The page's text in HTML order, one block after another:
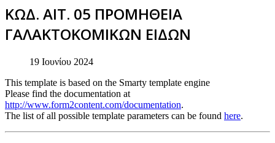
ΚΩΔ. ΑΙΤ. 05 ΠΡΟΜΗΘΕΙΑ
ΓΑΛΑΚΤΟΚΟΜΙΚΩΝ ΕΙΔΩΝ
19 Ιουνίου 2024
This template is based on the Smarty template engine
Please find the documentation at
http://www.form2content.com/documentation.
The list of all possible template parameters can be found here.